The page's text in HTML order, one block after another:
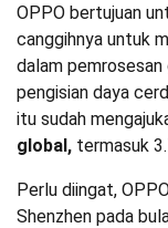
OPPO bertujuan
canggihnya untuk
dalam pemrosesan
pengisian daya
itu sudah
global, termasuk
Perlu diingat,
Shenzhen pada